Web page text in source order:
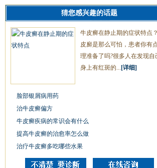
猜您感兴趣的话题
牛皮癣在静止期的症状特点
皮廯是那么可怕，患者你有
理准备了吗?很多人在发现自
身上有红斑的... [详细]
脸部银屑病用药
治牛皮癣偏方
牛皮癣疾病的常识会有什么
提高牛皮癣的治愈率怎么做
治疗牛皮癣多吃哪些水果